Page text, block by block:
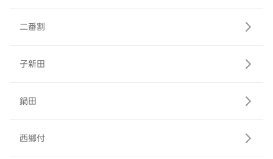
二番割
子新田
鍋田
西郷付